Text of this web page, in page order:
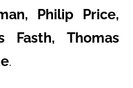
Philip Price,
Fasth, Thomas
.